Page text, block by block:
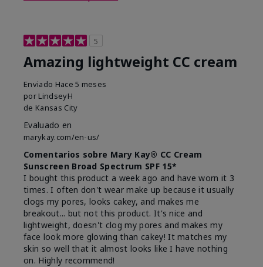
5
Amazing lightweight CC cream
Enviado Hace 5 meses
por LindseyH
de Kansas City
Evaluado en
marykay.com/en-us/
Comentarios sobre Mary Kay® CC Cream
Sunscreen Broad Spectrum SPF 15*
I bought this product a week ago and have worn it 3
times. I often don't wear make up because it usually
clogs my pores, looks cakey, and makes me
breakout... but not this product. It's nice and
lightweight, doesn't clog my pores and makes my
face look more glowing than cakey! It matches my
skin so well that it almost looks like I have nothing
on. Highly recommend!